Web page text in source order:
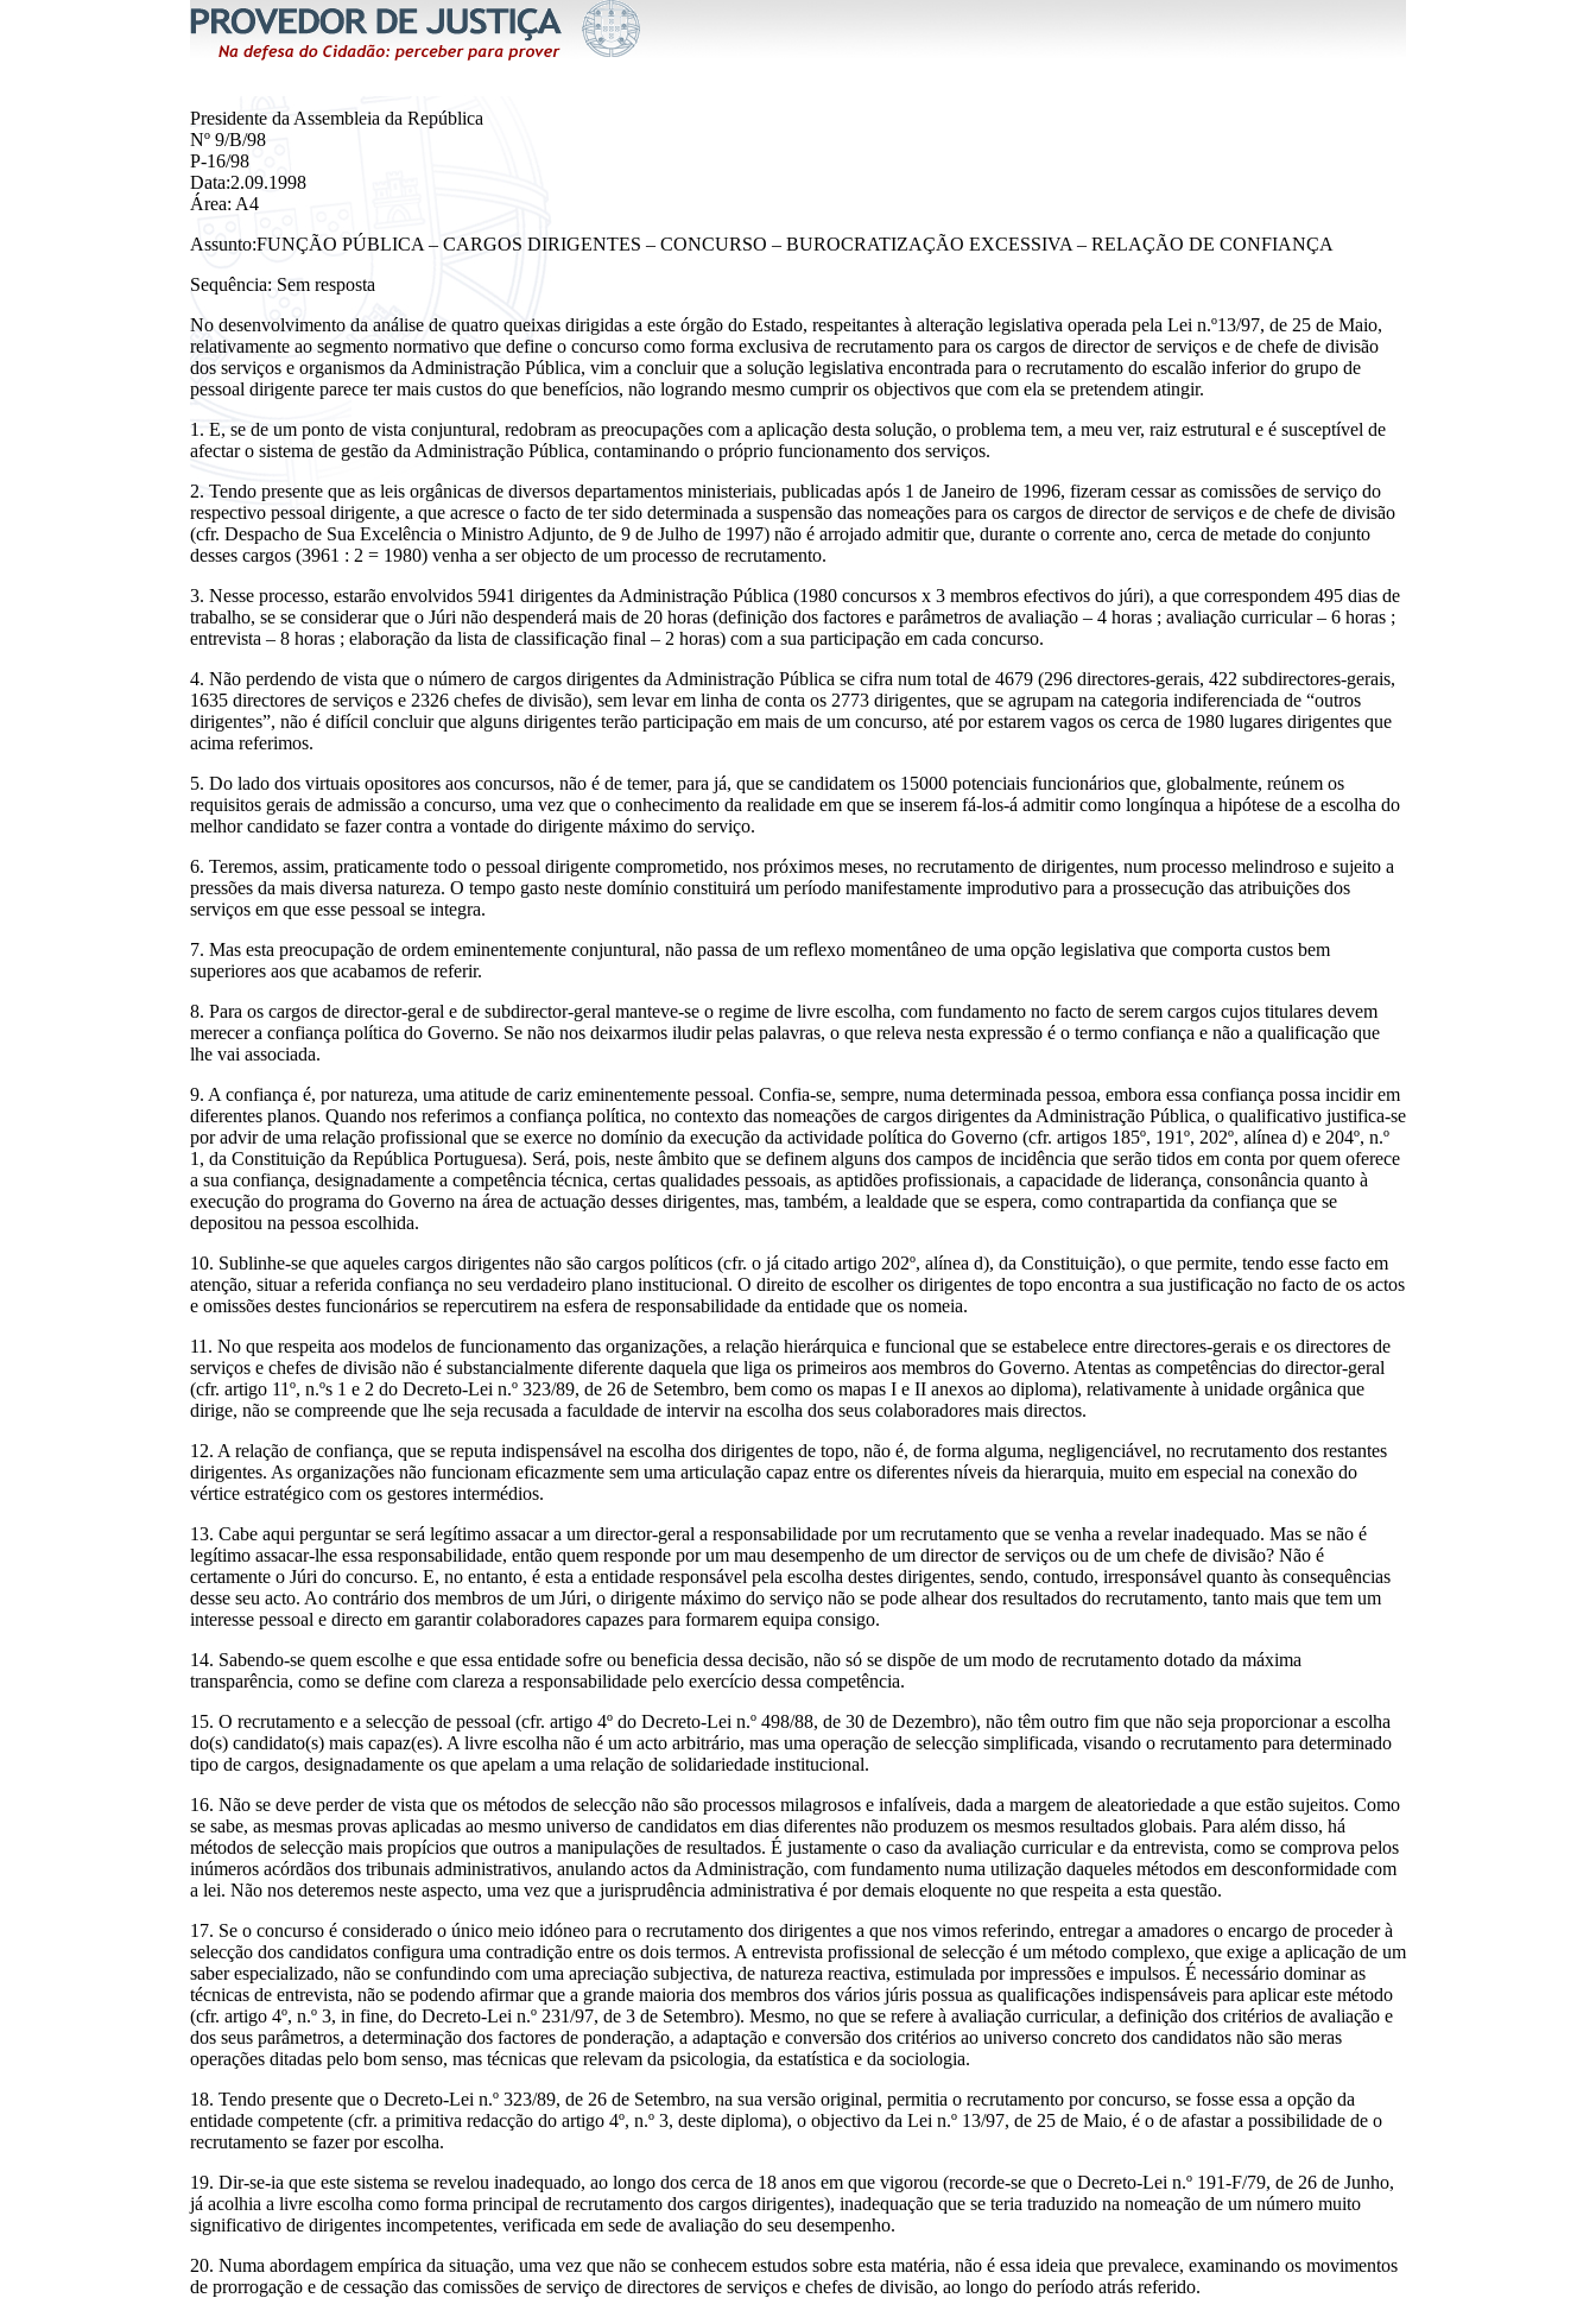
Presidente da Assembleia da República
Nº 9/B/98
P-16/98
Data:2.09.1998
Área: A4
Assunto:FUNÇÃO PÚBLICA – CARGOS DIRIGENTES – CONCURSO – BUROCRATIZAÇÃO EXCESSIVA – RELAÇÃO DE CONFIANÇA
Sequência: Sem resposta
No desenvolvimento da análise de quatro queixas dirigidas a este órgão do Estado, respeitantes à alteração legislativa operada pela Lei n.º13/97, de 25 de Maio,
relativamente ao segmento normativo que define o concurso como forma exclusiva de recrutamento para os cargos de director de serviços e de chefe de divisão
dos serviços e organismos da Administração Pública, vim a concluir que a solução legislativa encontrada para o recrutamento do escalão inferior do grupo de
pessoal dirigente parece ter mais custos do que benefícios, não logrando mesmo cumprir os objectivos que com ela se pretendem atingir.
1. E, se de um ponto de vista conjuntural, redobram as preocupações com a aplicação desta solução, o problema tem, a meu ver, raiz estrutural e é susceptível de
afectar o sistema de gestão da Administração Pública, contaminando o próprio funcionamento dos serviços.
2. Tendo presente que as leis orgânicas de diversos departamentos ministeriais, publicadas após 1 de Janeiro de 1996, fizeram cessar as comissões de serviço do
respectivo pessoal dirigente, a que acresce o facto de ter sido determinada a suspensão das nomeações para os cargos de director de serviços e de chefe de divisão
(cfr. Despacho de Sua Excelência o Ministro Adjunto, de 9 de Julho de 1997) não é arrojado admitir que, durante o corrente ano, cerca de metade do conjunto
desses cargos (3961 : 2 = 1980) venha a ser objecto de um processo de recrutamento.
3. Nesse processo, estarão envolvidos 5941 dirigentes da Administração Pública (1980 concursos x 3 membros efectivos do júri), a que correspondem 495 dias de
trabalho, se se considerar que o Júri não despenderá mais de 20 horas (definição dos factores e parâmetros de avaliação – 4 horas ; avaliação curricular – 6 horas ;
entrevista – 8 horas ; elaboração da lista de classificação final – 2 horas) com a sua participação em cada concurso.
4. Não perdendo de vista que o número de cargos dirigentes da Administração Pública se cifra num total de 4679 (296 directores-gerais, 422 subdirectores-gerais,
1635 directores de serviços e 2326 chefes de divisão), sem levar em linha de conta os 2773 dirigentes, que se agrupam na categoria indiferenciada de “outros
dirigentes”, não é difícil concluir que alguns dirigentes terão participação em mais de um concurso, até por estarem vagos os cerca de 1980 lugares dirigentes que
acima referimos.
5. Do lado dos virtuais opositores aos concursos, não é de temer, para já, que se candidatem os 15000 potenciais funcionários que, globalmente, reúnem os
requisitos gerais de admissão a concurso, uma vez que o conhecimento da realidade em que se inserem fá-los-á admitir como longínqua a hipótese de a escolha do
melhor candidato se fazer contra a vontade do dirigente máximo do serviço.
6. Teremos, assim, praticamente todo o pessoal dirigente comprometido, nos próximos meses, no recrutamento de dirigentes, num processo melindroso e sujeito a
pressões da mais diversa natureza. O tempo gasto neste domínio constituirá um período manifestamente improdutivo para a prossecução das atribuições dos
serviços em que esse pessoal se integra.
7. Mas esta preocupação de ordem eminentemente conjuntural, não passa de um reflexo momentâneo de uma opção legislativa que comporta custos bem
superiores aos que acabamos de referir.
8. Para os cargos de director-geral e de subdirector-geral manteve-se o regime de livre escolha, com fundamento no facto de serem cargos cujos titulares devem
merecer a confiança política do Governo. Se não nos deixarmos iludir pelas palavras, o que releva nesta expressão é o termo confiança e não a qualificação que
lhe vai associada.
9. A confiança é, por natureza, uma atitude de cariz eminentemente pessoal. Confia-se, sempre, numa determinada pessoa, embora essa confiança possa incidir em
diferentes planos. Quando nos referimos a confiança política, no contexto das nomeações de cargos dirigentes da Administração Pública, o qualificativo justifica-se
por advir de uma relação profissional que se exerce no domínio da execução da actividade política do Governo (cfr. artigos 185º, 191º, 202º, alínea d) e 204º, n.º
1, da Constituição da República Portuguesa). Será, pois, neste âmbito que se definem alguns dos campos de incidência que serão tidos em conta por quem oferece
a sua confiança, designadamente a competência técnica, certas qualidades pessoais, as aptidões profissionais, a capacidade de liderança, consonância quanto à
execução do programa do Governo na área de actuação desses dirigentes, mas, também, a lealdade que se espera, como contrapartida da confiança que se
depositou na pessoa escolhida.
10. Sublinhe-se que aqueles cargos dirigentes não são cargos políticos (cfr. o já citado artigo 202º, alínea d), da Constituição), o que permite, tendo esse facto em
atenção, situar a referida confiança no seu verdadeiro plano institucional. O direito de escolher os dirigentes de topo encontra a sua justificação no facto de os actos
e omissões destes funcionários se repercutirem na esfera de responsabilidade da entidade que os nomeia.
11. No que respeita aos modelos de funcionamento das organizações, a relação hierárquica e funcional que se estabelece entre directores-gerais e os directores de
serviços e chefes de divisão não é substancialmente diferente daquela que liga os primeiros aos membros do Governo. Atentas as competências do director-geral
(cfr. artigo 11º, n.ºs 1 e 2 do Decreto-Lei n.º 323/89, de 26 de Setembro, bem como os mapas I e II anexos ao diploma), relativamente à unidade orgânica que
dirige, não se compreende que lhe seja recusada a faculdade de intervir na escolha dos seus colaboradores mais directos.
12. A relação de confiança, que se reputa indispensável na escolha dos dirigentes de topo, não é, de forma alguma, negligenciável, no recrutamento dos restantes
dirigentes. As organizações não funcionam eficazmente sem uma articulação capaz entre os diferentes níveis da hierarquia, muito em especial na conexão do
vértice estratégico com os gestores intermédios.
13. Cabe aqui perguntar se será legítimo assacar a um director-geral a responsabilidade por um recrutamento que se venha a revelar inadequado. Mas se não é
legítimo assacar-lhe essa responsabilidade, então quem responde por um mau desempenho de um director de serviços ou de um chefe de divisão? Não é
certamente o Júri do concurso. E, no entanto, é esta a entidade responsável pela escolha destes dirigentes, sendo, contudo, irresponsável quanto às consequências
desse seu acto. Ao contrário dos membros de um Júri, o dirigente máximo do serviço não se pode alhear dos resultados do recrutamento, tanto mais que tem um
interesse pessoal e directo em garantir colaboradores capazes para formarem equipa consigo.
14. Sabendo-se quem escolhe e que essa entidade sofre ou beneficia dessa decisão, não só se dispõe de um modo de recrutamento dotado da máxima
transparência, como se define com clareza a responsabilidade pelo exercício dessa competência.
15. O recrutamento e a selecção de pessoal (cfr. artigo 4º do Decreto-Lei n.º 498/88, de 30 de Dezembro), não têm outro fim que não seja proporcionar a escolha
do(s) candidato(s) mais capaz(es). A livre escolha não é um acto arbitrário, mas uma operação de selecção simplificada, visando o recrutamento para determinado
tipo de cargos, designadamente os que apelam a uma relação de solidariedade institucional.
16. Não se deve perder de vista que os métodos de selecção não são processos milagrosos e infalíveis, dada a margem de aleatoriedade a que estão sujeitos. Como
se sabe, as mesmas provas aplicadas ao mesmo universo de candidatos em dias diferentes não produzem os mesmos resultados globais. Para além disso, há
métodos de selecção mais propícios que outros a manipulações de resultados. É justamente o caso da avaliação curricular e da entrevista, como se comprova pelos
inúmeros acórdãos dos tribunais administrativos, anulando actos da Administração, com fundamento numa utilização daqueles métodos em desconformidade com
a lei. Não nos deteremos neste aspecto, uma vez que a jurisprudência administrativa é por demais eloquente no que respeita a esta questão.
17. Se o concurso é considerado o único meio idóneo para o recrutamento dos dirigentes a que nos vimos referindo, entregar a amadores o encargo de proceder à
selecção dos candidatos configura uma contradição entre os dois termos. A entrevista profissional de selecção é um método complexo, que exige a aplicação de um
saber especializado, não se confundindo com uma apreciação subjectiva, de natureza reactiva, estimulada por impressões e impulsos. É necessário dominar as
técnicas de entrevista, não se podendo afirmar que a grande maioria dos membros dos vários júris possua as qualificações indispensáveis para aplicar este método
(cfr. artigo 4º, n.º 3, in fine, do Decreto-Lei n.º 231/97, de 3 de Setembro). Mesmo, no que se refere à avaliação curricular, a definição dos critérios de avaliação e
dos seus parâmetros, a determinação dos factores de ponderação, a adaptação e conversão dos critérios ao universo concreto dos candidatos não são meras
operações ditadas pelo bom senso, mas técnicas que relevam da psicologia, da estatística e da sociologia.
18. Tendo presente que o Decreto-Lei n.º 323/89, de 26 de Setembro, na sua versão original, permitia o recrutamento por concurso, se fosse essa a opção da
entidade competente (cfr. a primitiva redacção do artigo 4º, n.º 3, deste diploma), o objectivo da Lei n.º 13/97, de 25 de Maio, é o de afastar a possibilidade de o
recrutamento se fazer por escolha.
19. Dir-se-ia que este sistema se revelou inadequado, ao longo dos cerca de 18 anos em que vigorou (recorde-se que o Decreto-Lei n.º 191-F/79, de 26 de Junho,
já acolhia a livre escolha como forma principal de recrutamento dos cargos dirigentes), inadequação que se teria traduzido na nomeação de um número muito
significativo de dirigentes incompetentes, verificada em sede de avaliação do seu desempenho.
20. Numa abordagem empírica da situação, uma vez que não se conhecem estudos sobre esta matéria, não é essa ideia que prevalece, examinando os movimentos
de prorrogação e de cessação das comissões de serviço de directores de serviços e chefes de divisão, ao longo do período atrás referido.